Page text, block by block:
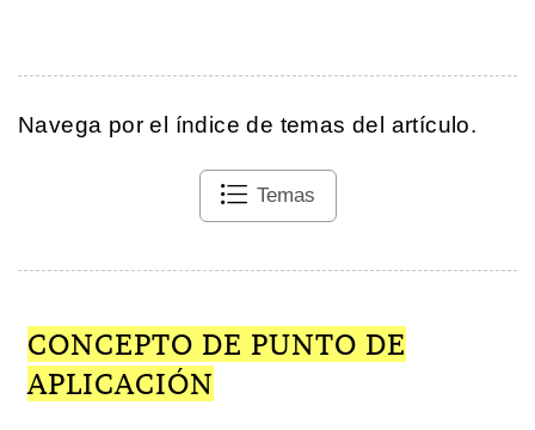
Navega por el índice de temas del artículo.
Temas
CONCEPTO DE PUNTO DE
APLICACIÓN